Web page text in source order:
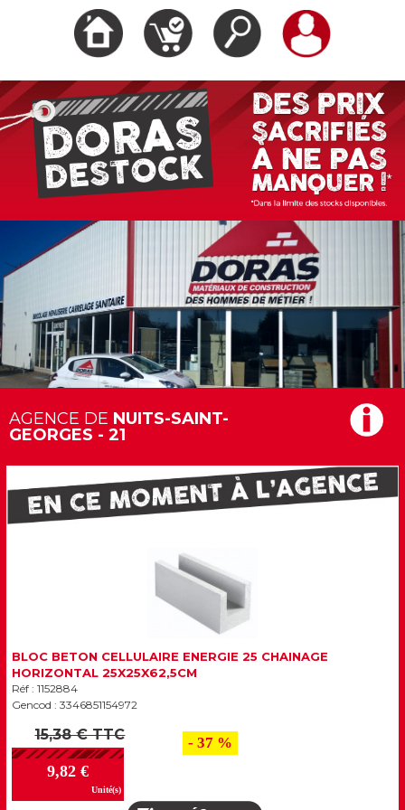
AGENCE DE NUITS-SAINT-
GEORGES - 21
BLOC BETON CELLULAIRE ENERGIE 25 CHAINAGE
HORIZONTAL 25X25X62,5CM
Réf : 1152884
Gencod : 3346851154972
15,38 € TTC
9,82 €
Unité(s)
- 37 %